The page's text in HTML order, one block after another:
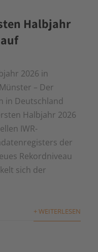
Halbjahr
2026 in
– Der
in Deutschland
Halbjahr 2026
IWR-
der
Rekordniveau
sich der
+ WEITERLESEN